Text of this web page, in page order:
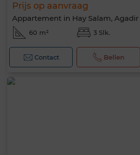
Prijs op aanvraag
Appartement in Hay Salam, Agadir
60 m² 3 Slk.
Contact Bellen